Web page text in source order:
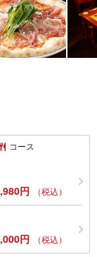
コース
円 （税込）
円 （税込）